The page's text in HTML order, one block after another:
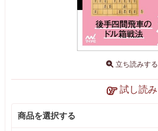
立ち読みする
試し読み
商品を選択する